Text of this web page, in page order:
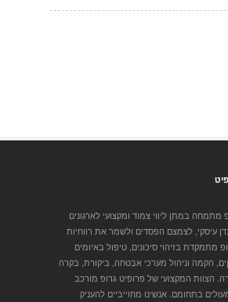
במתן ליווי צמוד ומקצועי לארגונים
עיסקי, לצמצם הפסדים ולשמר את רווחיות
מתמקדת בזיהוי סיכונים, טיפול באיומים
הקמה וניהול מערכי אבטחה, ביקורת, בקרה
הצוות המקצועי של פרופיט גרופ מורכב
בתחומם. אנשינו מחוייביים להעניק